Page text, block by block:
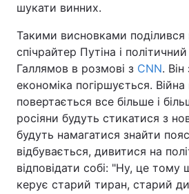
шукати винних.
Такими висновками поділився
спічрайтер Путіна і
Галлямов в розмові з CNN.
економіка погіршується.
повертається все більше і
росіяни будуть стикатися з
будуть намагатися знайти
відбувається, дивитися на
відповідати собі: "Ну, це
керує старий тиран, старий